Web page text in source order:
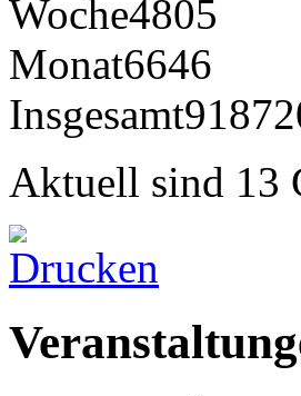
Woche4805
Monat6646
Insgesamt
Aktuell sind 13